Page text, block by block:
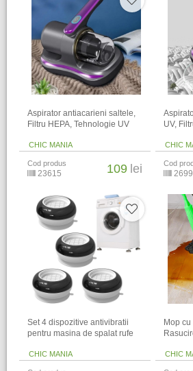
Aspirator antiacarieni saltele,
Filtru HEPA, Tehnologie UV
CHIC MANIA
Cod produs
23615 109 lei
UV,
CHIC
Cod
Set 4 dispozitive antivibratii
pentru masina de spalat rufe
CHIC MANIA
Mop cu
CHIC